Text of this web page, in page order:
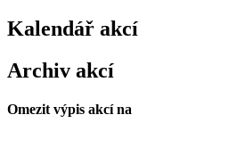
Kalendář akcí
Archiv akcí
Omezit výpis akcí na